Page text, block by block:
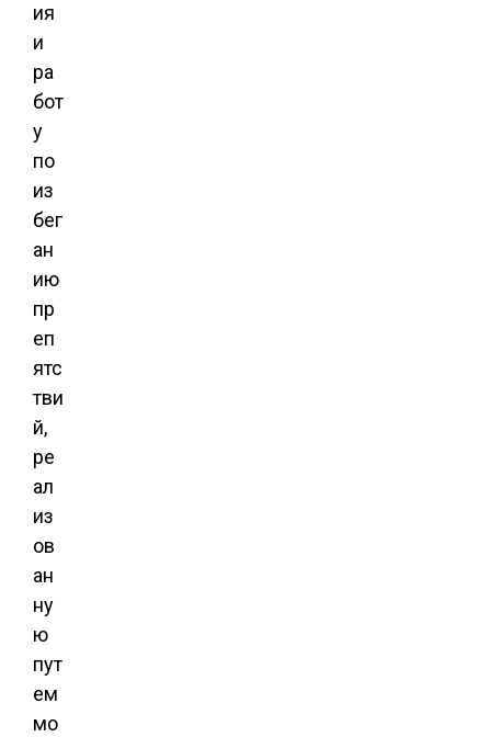
ия
и
ра
бот
у
по
из
бег
ан
ию
пр
еп
ятс
тви
й,
ре
ал
из
ов
ан
ну
ю
пут
ем
мо